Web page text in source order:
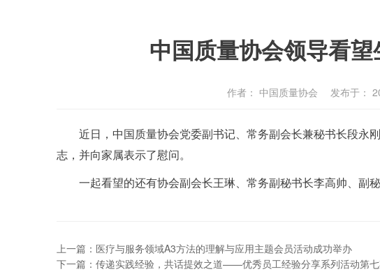
中国质量协会领导看
作者： 中国质量协会 发布于：
近日，中国质量协会党委副书记、常务副会长兼秘书长段永
志，并向家属表示了慰问。
一起看望的还有协会副会长王琳、常务副秘书长李高帅、副
上一篇：医疗与服务领域A3方法的理解与应用主题会员活动成功举办
下一篇：传递实践经验，共话提效之道——优秀员工经验分享系列活动第